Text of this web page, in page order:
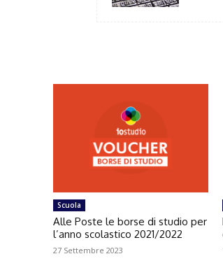
Scuola
Alle Poste le borse di studio per
l’anno scolastico 2021/2022
27 Settembre 2023